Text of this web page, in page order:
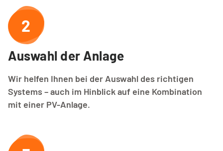
2
Auswahl der Anlage
Wir helfen Ihnen bei der Auswahl des richtigen
Systems – auch im Hinblick auf eine Kombination
mit einer PV-Anlage.